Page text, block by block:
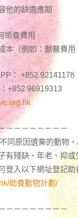
他的缺適應期
領養費用
本（例如：獸醫費
： +852 92141178
+852 96919313
－－－－－－－－
同原因遺棄的動物
有殘缺、年老、抑
登入以下網址登記助
助養動物計劃/
－－－－－－－－